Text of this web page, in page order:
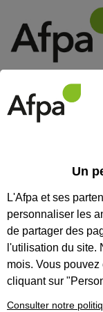
Un
L'Afpa et ses
personnaliser les
de partager des
l'utilisation du site.
mois. Vous
cliquant sur
Consulter notre